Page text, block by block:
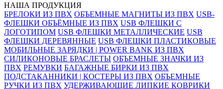
НАША ПРОДУКЦИЯ
БРЕЛОКИ ИЗ ПВХ ОБЪЕМНЫЕ МАГНИТЫ ИЗ ПВХ USB-
ФЛЕШКИ ОБЪЁМНЫЕ ИЗ ПВХ USB ФЛЕШКИ С
ЛОГОТИПОМ USB ФЛЕШКИ МЕТАЛЛИЧЕСКИЕ USB
ФЛЕШКИ ДЕРЕВЯННЫЕ USB ФЛЕШКИ ПЛАСТИКОВЫЕ
МОБИЛЬНЫЕ ЗАРЯДКИ | POWER BANK ИЗ ПВХ
СИЛИКОНОВЫЕ БРАСЛЕТЫ ОБЪЕМНЫЕ ЗНАЧКИ ИЗ
ПВХ РЕМУВКИ БАГАЖНЫЕ БИРКИ ИЗ ПВХ
ПОДСТАКАННИКИ | КОСТЕРЫ ИЗ ПВХ ОБЪЕМНЫЕ
РУЧКИ ИЗ ПВХ УДЕРЖИВАЮЩИЕ ЛИПКИЕ КОВРИКИ